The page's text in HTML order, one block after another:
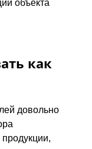
объекта
как
довольно